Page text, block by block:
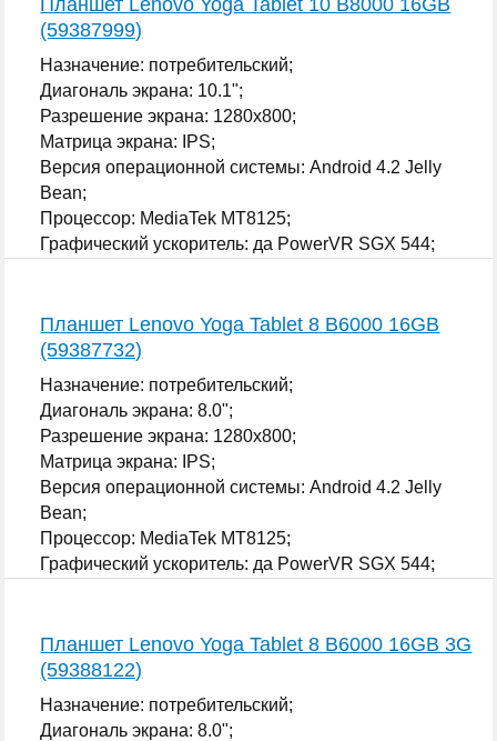
(59387999)
Назначение: потребительский;
Диагональ экрана: 10.1";
Разрешение экрана: 1280x800;
Матрица экрана: IPS;
Версия операционной системы: Android 4.2 Jelly
Bean;
Процессор: MediaTek MT8125;
Графический ускоритель: да PowerVR SGX 544;
Планшет Lenovo Yoga Tablet 8 B6000 16GB
(59387732)
Назначение: потребительский;
Диагональ экрана: 8.0";
Разрешение экрана: 1280x800;
Матрица экрана: IPS;
Версия операционной системы: Android 4.2 Jelly
Bean;
Процессор: MediaTek MT8125;
Графический ускоритель: да PowerVR SGX 544;
Планшет Lenovo Yoga Tablet 8 B6000 16GB 3G
(59388122)
Назначение: потребительский;
Диагональ экрана: 8.0";